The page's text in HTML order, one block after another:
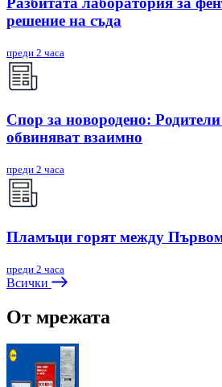
решение на съда
преди 2 часа
Спор за новородено:
обвиняват взаимно
преди 2 часа
Пламъци горят между
преди 2 часа
Всички
От мрежата